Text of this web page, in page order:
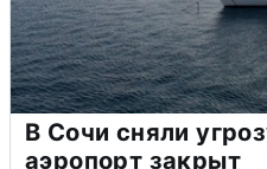
В Сочи сняли
аэропорт закрыт